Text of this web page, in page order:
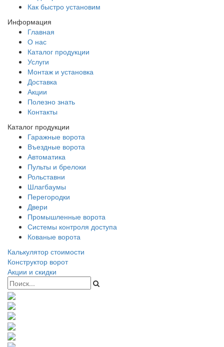
Как быстро установим
Информация
Главная
О нас
Каталог продукции
Услуги
Монтаж и установка
Доставка
Акции
Полезно знать
Контакты
Каталог продукции
Гаражные ворота
Въездные ворота
Автоматика
Пульты и брелоки
Рольставни
Шлагбаумы
Перегородки
Двери
Промышленные ворота
Системы контроля доступа
Кованые ворота
Калькулятор стоимости
Конструктор ворот
Акции и скидки